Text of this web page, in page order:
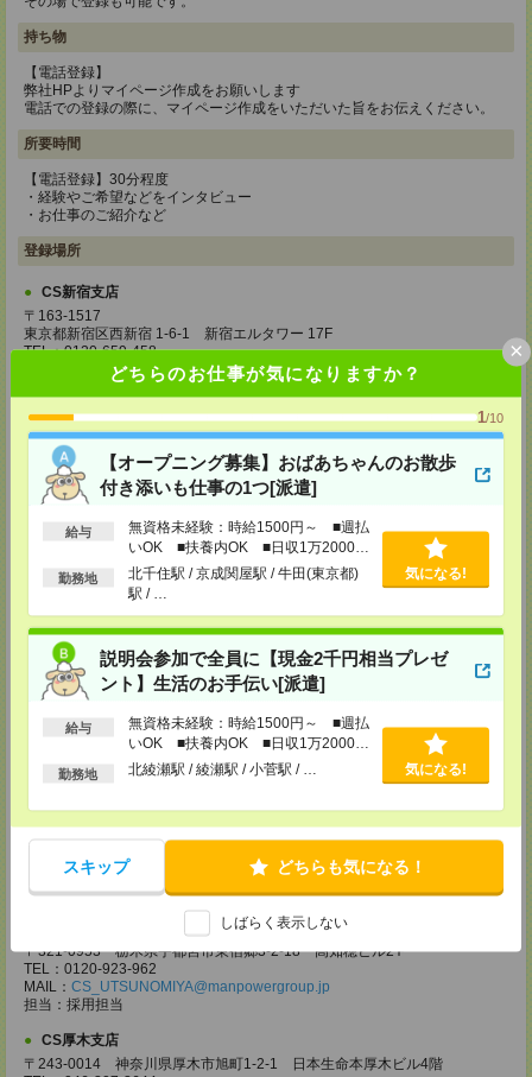
どちらのお仕事が気になりますか？
1/10
【オープニング募集】おばあちゃんのお散歩
付き添いも仕事の1つ[派遣]
給与
無資格未経験：時給1500円～ ■週払
いOK ■扶養内OK ■日収1万2000円
以上
勤務地
北千住駅 / 京成関屋駅 / 牛田(東京都)
駅 / …
気になる!
説明会参加で全員に【現金2千円相当プレゼ
ント】生活のお手伝い[派遣]
給与
無資格未経験：時給1500円～ ■週払
いOK ■扶養内OK ■日収1万2000円
以上
勤務地 北綾瀬駅 / 綾瀬駅 / 小菅駅 / … 気になる!
スキップ どちらも気になる！
しばらく表示しない
×
持ち物
【電話登録】
弊社HPよりマイページ作成をお願いします
電話での登録の際に、マイページ作成をいただいた旨をお伝えください。
所要時間
【電話登録】30分程度
・経験やご希望などをインタビュー
・お仕事のご紹介など
登録場所
CS新宿支店
〒163-1517
東京都新宿区西新宿 1-6-1 新宿エルタワー 17F
TEL：0120-659-458
CS_SHINJUKU@manpowergroup.jp
担当：採用担当
CS立川支店
〒190-0012
東京都立川市曙町2-34-7 ファーレイーストビル 8F
TEL：0120-659-460
MAIL：CS_TACHIKAWA@manpowergroup.jp
〒220-8136
神奈川県横浜市西区みなとみらい 2-2-1 横浜ランドマークタワー36F
TEL：0120-659-459
MAIL：CS_YOKOHAMA@manpowergroup.jp
担当：採用担当
CS大宮支店
ウイング 9階
TEL：0120-769-355
CS_OMIYA@manpowergroup.jp
担当：採用担当
CS高崎支店
〒370-0831 群馬県高崎市あら町167 高崎第一生命ビルディング11Ｆ
TEL：027-320-6558
MAIL：CS_TAKASAKI@manpowergroup.jp
担当：採用担当
〒321-0953 栃木県宇都宮市東宿郷3-2-18 高知穂ビル2Ｆ
TEL：0120-923-962
MAIL： CS_UTSUNOMIYA@manpowergroup.jp
担当：採用担当
CS厚木支店
〒243-0014 神奈川県厚木市旭町1-2-1 日本生命本厚木ビル4階